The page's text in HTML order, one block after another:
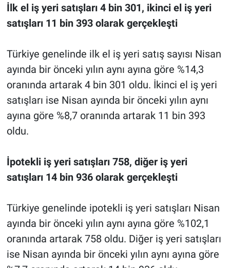
İlk el iş yeri satışları 4 bin 301, ikinci el iş yeri
satışları 11 bin 393 olarak gerçekleşti
Türkiye genelinde ilk el iş yeri satış sayısı Nisan
ayında bir önceki yılın aynı ayına göre %14,3
oranında artarak 4 bin 301 oldu. İkinci el iş yeri
satışları ise Nisan ayında bir önceki yılın aynı
ayına göre %8,7 oranında artarak 11 bin 393
oldu.
İpotekli iş yeri satışları 758, diğer iş yeri
satışları 14 bin 936 olarak gerçekleşti
Türkiye genelinde ipotekli iş yeri satışları Nisan
ayında bir önceki yılın aynı ayına göre %102,1
oranında artarak 758 oldu. Diğer iş yeri satışları
ise Nisan ayında bir önceki yılın aynı ayına göre